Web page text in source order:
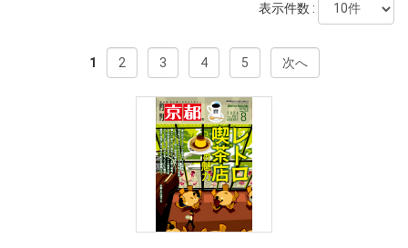
表示件数 :
1 2 3 4 5 次へ